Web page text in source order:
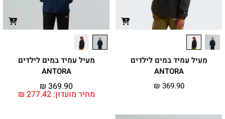
מעיל עמיד במים לילדים
ANTORA
₪ 369.90
מעיל עמיד במים לילדים
ANTORA
מחיר מועדון: ₪ 277.42
₪ 369.90